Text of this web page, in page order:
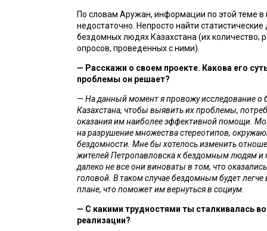
По словам Аружан, информации по этой теме в
недостаточно. Непросто найти
бездомных людях Казахстана (их количество;
опросов, проведенных с ними).
— Расскажи о своем проекте. Какова его
проблемы он решает?
— На данный момент я провожу исследование о
Казахстана, чтобы выявить их проблемы,
оказания им наиболее эффективной помощи.
на разрушение множества стереотипов,
бездомности. Мне бы хотелось изменить
жителей Петропавловска к бездомным людям и
далеко не все они виноваты в том, что
головой. В таком случае бездомным будет легче
плане, что поможет им вернуться в социум.
— С какими трудностями ты сталкивалась
реализации?